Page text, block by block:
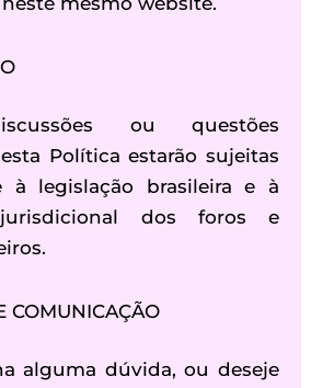
ou questões
Política estarão sujeitas
à legislação brasileira e à
dos foros e
COMUNICAÇÃO
alguma dúvida, ou deseje